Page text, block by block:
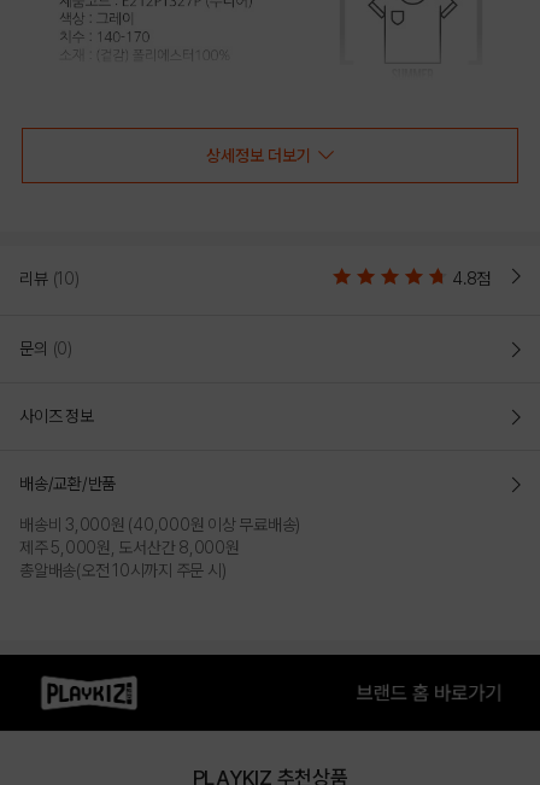
상세정보 더보기
리뷰 (10) 4.8점
문의 (0)
사이즈 정보
배송/교환/반품
배송비 3,000원 (40,000원 이상 무료배송)
제주 5,000원, 도서산간 8,000원
총알배송(오전 10시까지 주문 시)
PLAYKIZ 추천상품